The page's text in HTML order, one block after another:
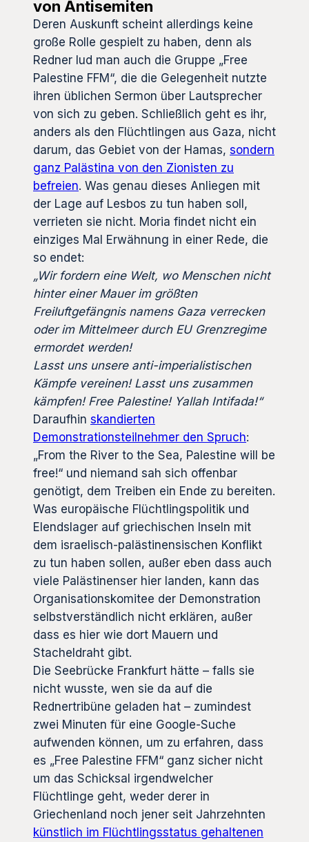
von Antisemiten
Deren Auskunft scheint allerdings keine
große Rolle gespielt zu haben, denn als
Redner lud man auch die Gruppe „Free
Palestine FFM“, die die Gelegenheit nutzte
ihren üblichen Sermon über Lautsprecher
von sich zu geben. Schließlich geht es ihr,
anders als den Flüchtlingen aus Gaza, nicht
darum, das Gebiet von der Hamas, sondern
ganz Palästina von den Zionisten zu
befreien. Was genau dieses Anliegen mit
der Lage auf Lesbos zu tun haben soll,
verrieten sie nicht. Moria findet nicht ein
einziges Mal Erwähnung in einer Rede, die
so endet:
„Wir fordern eine Welt, wo Menschen nicht
hinter einer Mauer im größten
Freiluftgefängnis namens Gaza verrecken
oder im Mittelmeer durch EU Grenzregime
ermordet werden!
Lasst uns unsere anti-imperialistischen
Kämpfe vereinen! Lasst uns zusammen
kämpfen! Free Palestine! Yallah Intifada!“
Daraufhin skandierten
Demonstrationsteilnehmer den Spruch:
„From the River to the Sea, Palestine will be
free!“ und niemand sah sich offenbar
genötigt, dem Treiben ein Ende zu bereiten.
Was europäische Flüchtlingspolitik und
Elendslager auf griechischen Inseln mit
dem israelisch-palästinensischen Konflikt
zu tun haben sollen, außer eben dass auch
viele Palästinenser hier landen, kann das
Organisationskomitee der Demonstration
selbstverständlich nicht erklären, außer
dass es hier wie dort Mauern und
Stacheldraht gibt.
Die Seebrücke Frankfurt hätte – falls sie
nicht wusste, wen sie da auf die
Rednertribüne geladen hat – zumindest
zwei Minuten für eine Google-Suche
aufwenden können, um zu erfahren, dass
es „Free Palestine FFM“ ganz sicher nicht
um das Schicksal irgendwelcher
Flüchtlinge geht, weder derer in
Griechenland noch jener seit Jahrzehnten
künstlich im Flüchtlingsstatus gehaltenen